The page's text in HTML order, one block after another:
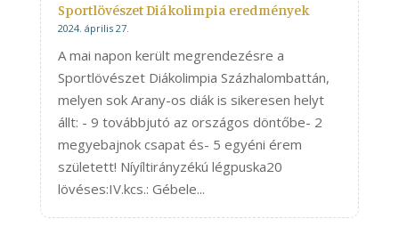
Sportlövészet Diákolimpia eredmények
2024. április 27.
A mai napon került megrendezésre a
Sportlövészet Diákolimpia Százhalombattán,
melyen sok Arany-os diák is sikeresen helyt
állt: - 9 továbbjutó az országos döntőbe- 2
megyebajnok csapat és- 5 egyéni érem
született! Níyíltirányzékú légpuska20
lövéses:IV.kcs.: Gébele...